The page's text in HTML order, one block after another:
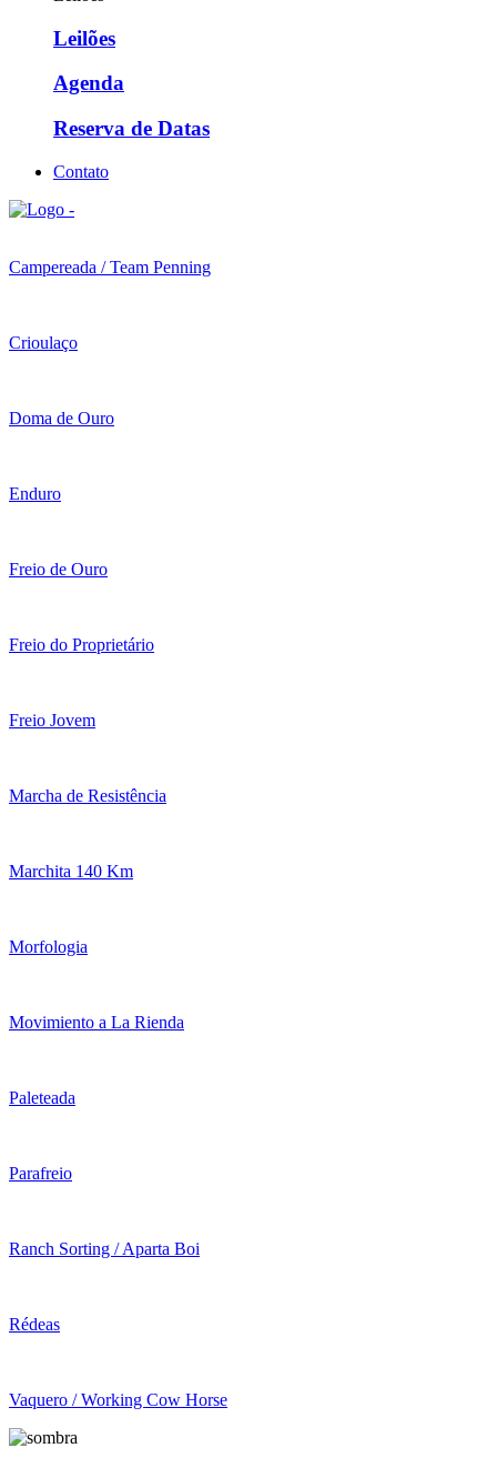
Leilões
Agenda
Reserva de Datas
Contato
Campereada / Team Penning
Crioulaço
Doma de Ouro
Enduro
Freio de Ouro
Freio do Proprietário
Freio Jovem
Marcha de Resistência
Marchita 140 Km
Morfologia
Movimiento a La Rienda
Paleteada
Parafreio
Ranch Sorting / Aparta Boi
Rédeas
Vaquero / Working Cow Horse